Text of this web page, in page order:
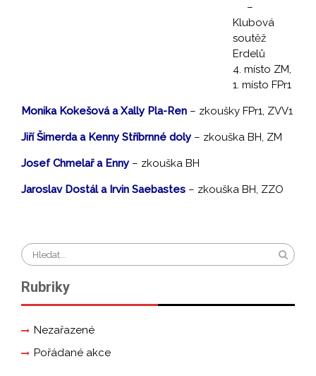
–
Klubová
soutěž
Erdelů
4. místo ZM,
1. místo FPr1
Monika Kokešová a Xally Pla-Ren – zkoušky FPr1, ZVV1
Jiří Šimerda a Kenny Stříbrnné doly – zkouška BH, ZM
Josef Chmelař a Enny – zkouška BH
Jaroslav Dostál a Irvin Saebastes – zkouška BH, ZZO
Rubriky
Nezařazené
Pořádané akce